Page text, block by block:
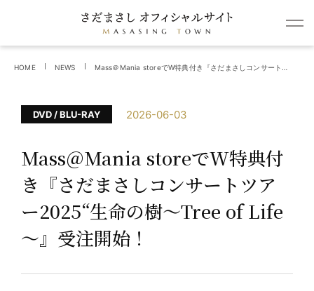
HOME NEWS
DVD / BLU-RAY 2026-06-03
Mass＠Mania storeでW特典付
き『さだまさしコンサートツア
ー2025“生命の樹～Tree of Life
～』受注開始！